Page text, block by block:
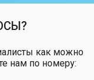
как можно
нам по номеру: